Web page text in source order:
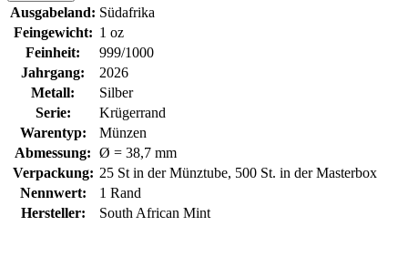
Ausgabeland: Südafrika
Feingewicht: 1 oz
Feinheit:
999/1000
Jahrgang:
2026
Metall:
Silber
Serie:
Krügerrand
Warentyp:
Münzen
Abmessung: Ø = 38,7 mm
Verpackung: 25 St in der Münztube, 500 St. in der Masterbox
Nennwert:
1 Rand
Hersteller:
South African Mint